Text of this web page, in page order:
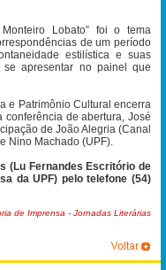
Lobato” foi o tema
de um período
estilística e suas
apresentar no painel que
e Patrimônio Cultural encerra
conferência de abertura, José
de João Alegria (Canal
Nino Machado (UPF).
(Lu Fernandes Escritório de
da UPF) pelo telefone (54)
de Imprensa - Jornadas Literárias